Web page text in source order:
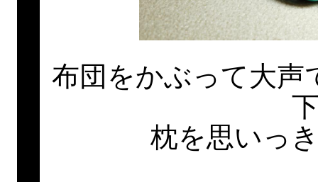
布団をかぶって大
枕を思いっ